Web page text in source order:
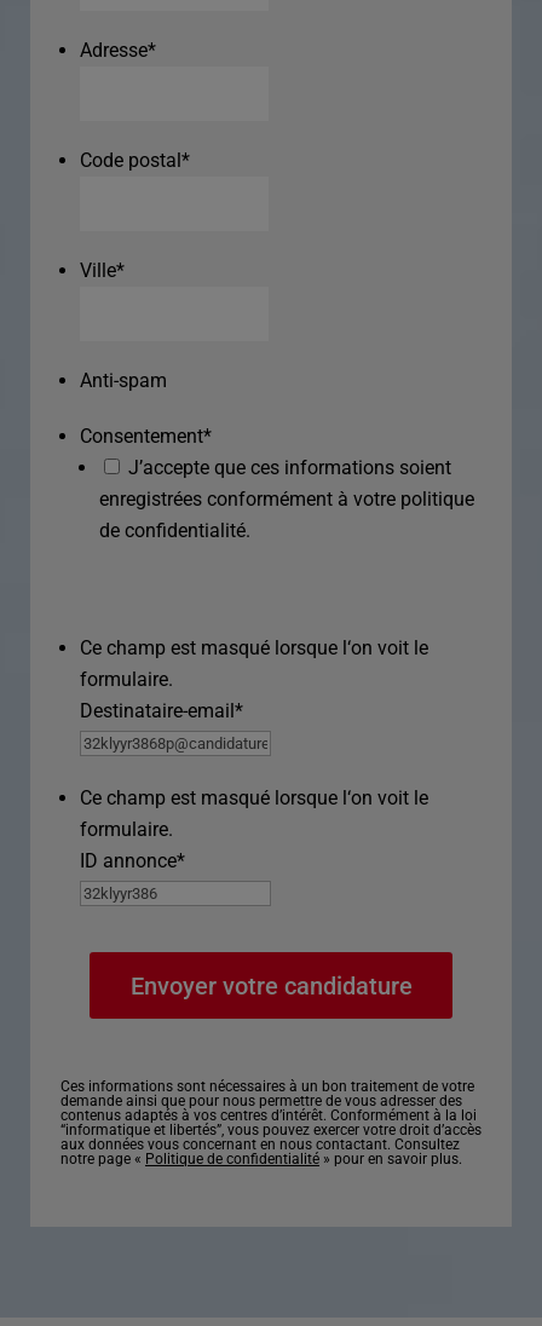
Adresse*
Code postal*
Ville*
Anti-spam
Consentement*
J’accepte que ces informations soient
enregistrées conformément à votre politique
de confidentialité.
Ce champ est masqué lorsque l‘on voit le
formulaire.
Destinataire-email*
Ce champ est masqué lorsque l‘on voit le
formulaire.
ID annonce*
Ces informations sont nécessaires à un bon traitement de votre
demande ainsi que pour nous permettre de vous adresser des
contenus adaptés à vos centres d’intérêt. Conformément à la loi
“informatique et libertés”, vous pouvez exercer votre droit d’accès
aux données vous concernant en nous contactant. Consultez
notre page « Politique de confidentialité » pour en savoir plus.